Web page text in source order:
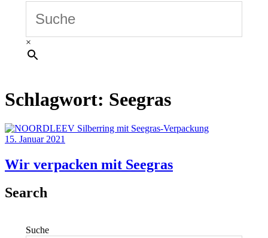
×
Schlagwort: Seegras
15. Januar 2021
Wir verpacken mit Seegras
Search
Suche